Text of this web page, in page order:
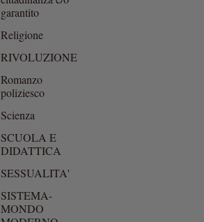
garantito
Religione
RIVOLUZIONE
Romanzo
poliziesco
Scienza
SCUOLA E
DIDATTICA
SESSUALITA'
SISTEMA-
MONDO